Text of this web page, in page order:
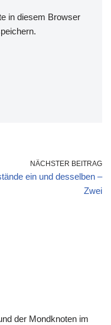
in diesem Browser
NÄCHSTER BEITRAG
ein und desselben –
Zwei
der Mondknoten im